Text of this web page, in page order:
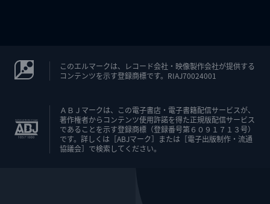
このエルマークは、レコード会社・映像製作会社が提供する
コンテンツを示す登録商標です。RIAJ70024001
ＡＢＪマークは、この電子書店・電子書籍配信サービスが、
著作権者からコンテンツ使用許諾を得た正規版配信サービス
であることを示す登録商標（登録番号第６０９１７１３号）
です。詳しくは［ABJマーク］または［電子出版制作・流通
協議会］で検索してください。